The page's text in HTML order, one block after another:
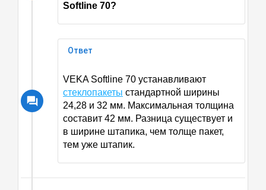
Softline 70?
Ответ
VEKA Softline 70 устанавливают
стеклопакеты стандартной ширины
24,28 и 32 мм. Максимальная толщина
составит 42 мм. Разница существует и
в ширине штапика, чем толще пакет,
тем уже штапик.